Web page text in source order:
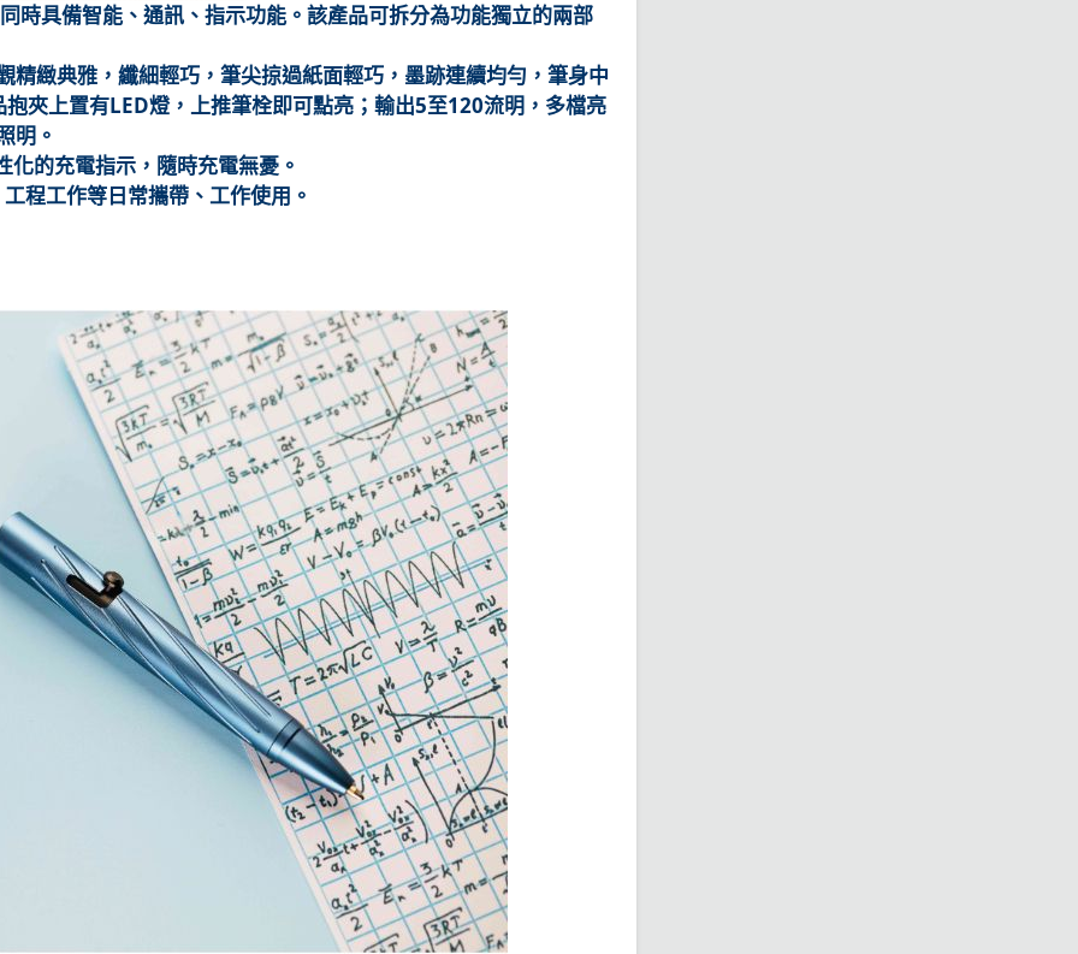
具備智能、通訊、指示功能。該產品可拆分為功能獨立的兩部
緻典雅，纖細輕巧，筆尖掠過紙面輕巧，墨跡連續均勻，筆身中
夾上置有LED燈，上推筆栓即可點亮；輸出5至120流明，多檔亮
明。
的充電指示，隨時充電無憂。
程工作等日常攜帶、工作使用。